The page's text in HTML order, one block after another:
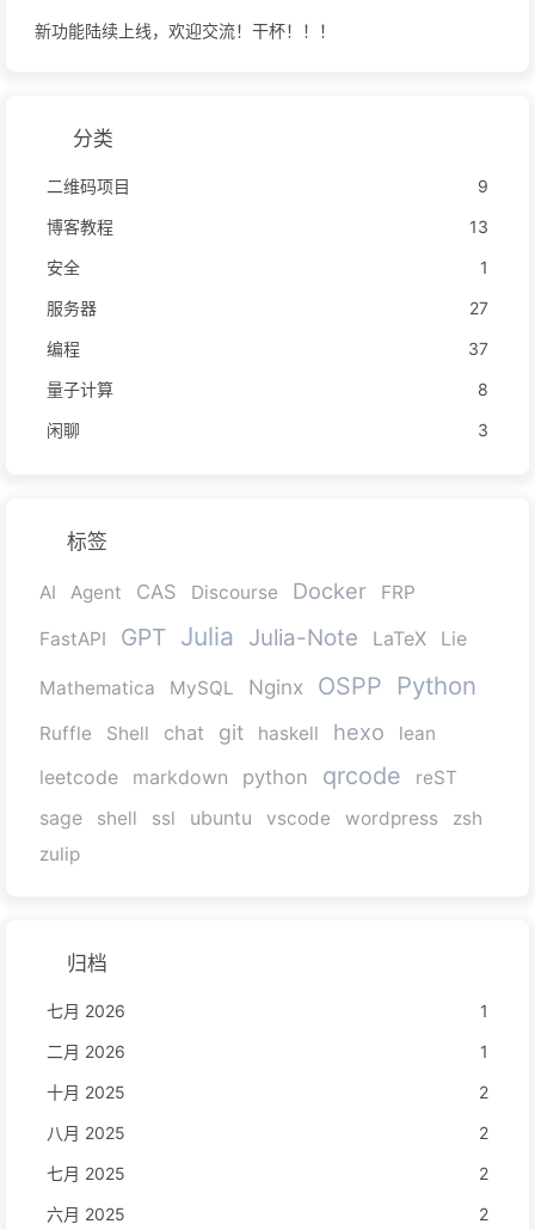
新功能陆续上线，欢迎交流！干杯！！！
分类
二维码项目
9
博客教程
13
安全
1
服务器
27
编程
37
量子计算
8
闲聊
3
标签
AI Agent CAS Discourse Docker FRP
FastAPI GPT Julia Julia-Note LaTeX Lie
Mathematica MySQL Nginx OSPP Python
Ruffle Shell chat git haskell hexo
lean
leetcode
markdown python qrcode
reST
sage
shell ssl ubuntu vscode wordpress
zsh
zulip
归档
七月 2026
1
二月 2026
1
十月 2025
2
八月 2025
2
七月 2025
2
六月 2025
2